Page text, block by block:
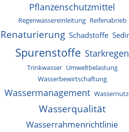
Pflanzenschutzmittel
Regenwassereinleitung Reifenabrieb
Renaturierung Schadstoffe
Spurenstoffe Starkregen
Trinkwasser Umweltbelastung
Wasserbewirtschaftung
Wassermanagement
Wasserqualität
Wasserrahmenrichtlinie